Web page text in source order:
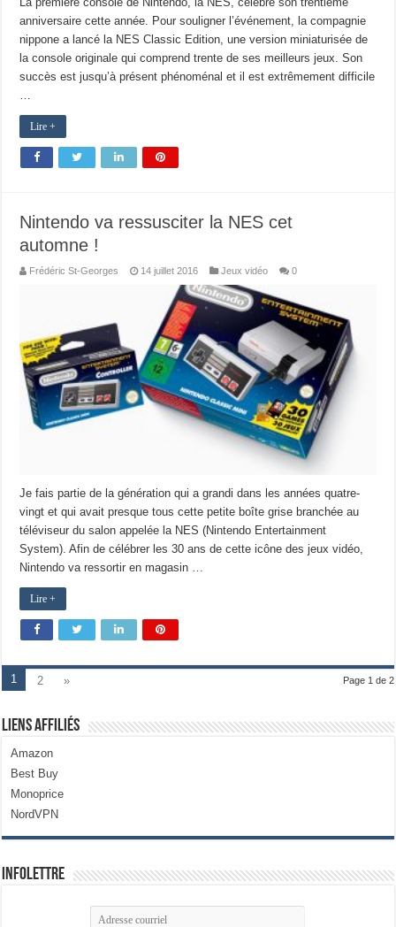
anniversaire cette année. Pour souligner l’événement, la compagnie
nippone a lancé la NES Classic Edition, une version miniaturisée de
la console originale qui comprend trente de ses meilleurs jeux. Son
succès est jusqu’à présent phénoménal et il est extrêmement difficile
…
Lire +
Nintendo va ressusciter la NES cet
automne !
Frédéric St-Georges 14 juillet 2016 Jeux vidéo 0
Je fais partie de la génération qui a grandi dans les années quatre-
vingt et qui avait presque tous cette petite boîte grise branchée au
téléviseur du salon appelée la NES (Nintendo Entertainment
System). Afin de célébrer les 30 ans de cette icône des jeux vidéo,
Nintendo va ressortir en magasin …
Lire +
Page 1 de 2
1 2 »
Liens Affiliés
Amazon
Best Buy
Monoprice
NordVPN
Infolettre